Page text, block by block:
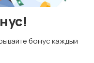
технологии
с нами, вы
бонус каждый